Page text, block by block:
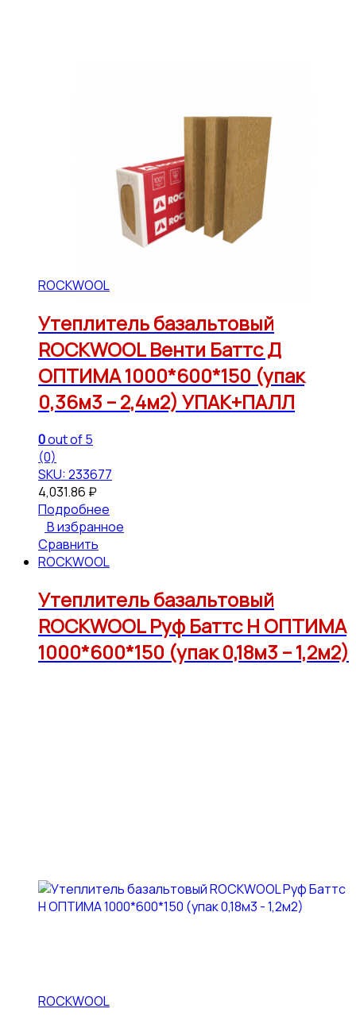
ROCKWOOL
Утеплитель базальтовый
ROCKWOOL Венти Баттс Д
ОПТИМА 1000*600*150 (упак
0,36м3 – 2,4м2) УПАК+ПАЛЛ
0out of 5
(0)
SKU: 233677
4,031.86 ₽
Подробнее
В избранное
Сравнить
ROCKWOOL
Утеплитель базальтовый
ROCKWOOL Руф Баттс Н ОПТИМА
1000*600*150 (упак 0,18м3 – 1,2м2)
ROCKWOOL